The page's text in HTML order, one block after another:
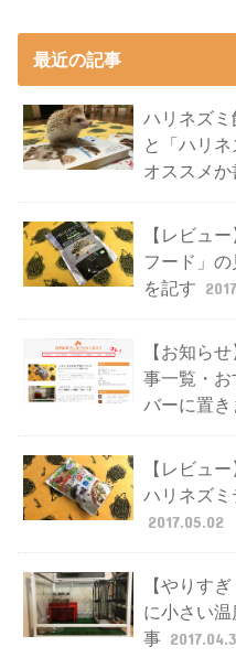
最近の記事
ハリネズミ
と「ハリ
オススメ
【レビュ
フード」
を記す
【お知ら
事一覧・
バーに置き
【レビュ
ハリネズミ
2017.05.02
【やりす
に小さい
事